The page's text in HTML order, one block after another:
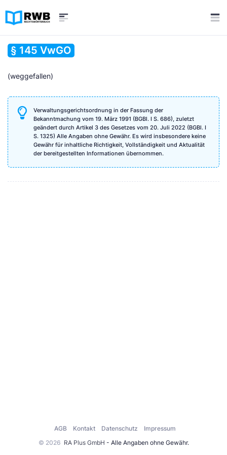
§ 145 VwGO
(weggefallen)
Verwaltungsgerichtsordnung in der Fassung der
Bekanntmachung vom 19. März 1991 (BGBl. I S. 686), zuletzt
geändert durch Artikel 3 des Gesetzes vom 20. Juli 2022 (BGBl. I
S. 1325) Alle Angaben ohne Gewähr. Es wird insbesondere keine
Gewähr für inhaltliche Richtigkeit, Vollständigkeit und Aktualität
der bereitgestellten Informationen übernommen.
© 2026 RA Plus GmbH - Alle Angaben ohne Gewähr.
AGB Kontakt Datenschutz Impressum